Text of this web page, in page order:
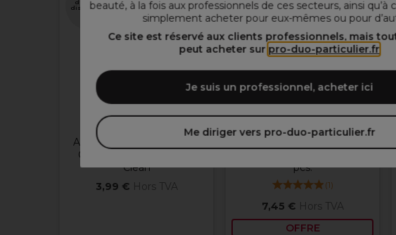
beauté, à la fois aux professionnels de ces secteurs, ainsi qu’à
simplement acheter pour eux-mêmes ou pour
Ce site est réservé aux clients professionnels, mais
peut acheter sur pro-duo-particulier.fr
Je suis un professionnel, acheter ici
Me diriger vers pro-duo-particulier.fr
d'options
disponibles
Andreia Professional
Andreia Professional All In
One Nettoyant - Prep +
Clean
3,99 € Hors TVA
Clean All Turbo Touch
pcs.
(1)
7,45 € Hors TVA
OFFRE